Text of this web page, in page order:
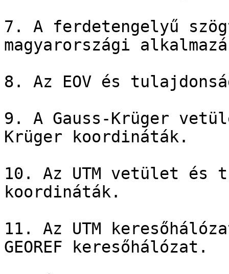
7. A ferdetengelyű
magyarországi
8. Az EOV és
9. A Gauss-Krüger
Krüger koordináták.
10. Az UTM vetület és
koordináták.
11. Az UTM
GEOREF keresőhálózat.